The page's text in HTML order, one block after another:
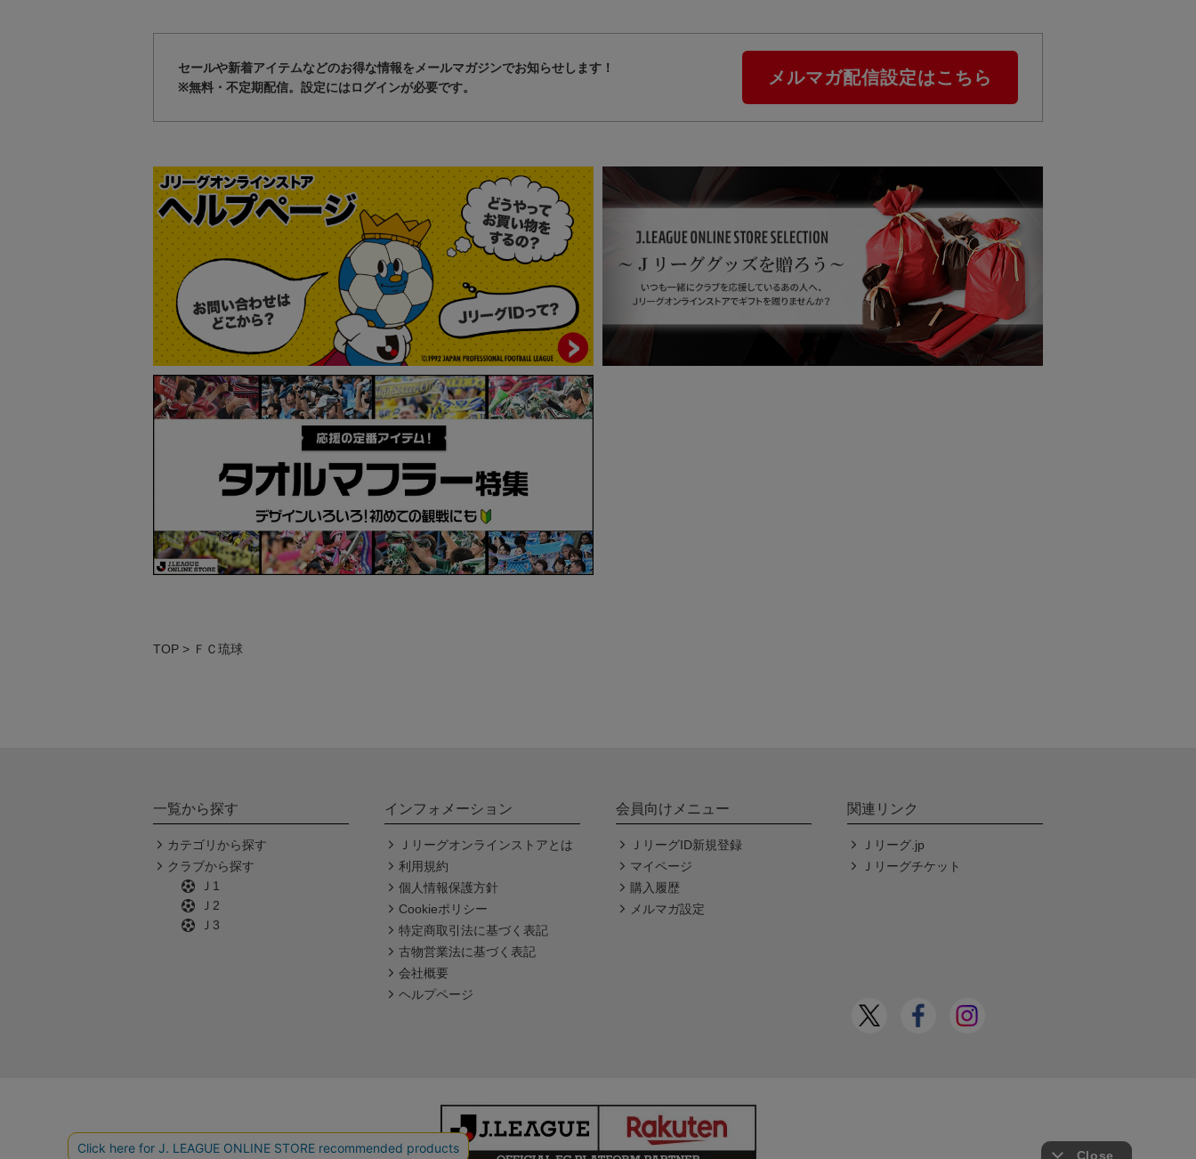
セールや新着アイテムなどのお得な情報をメールマガジンでお知らせします！
※無料・不定期配信。設定にはログインが必要です。
メルマガ配信設定はこちら
TOP ＦＣ琉球
一覧から探す
カテゴリから探す
クラブから探す
Ｊ1
Ｊ2
Ｊ3
インフォメーション
Ｊリーグオンラインストアとは
利用規約
個人情報保護方針
Cookieポリシー
特定商取引法に基づく表記
古物営業法に基づく表記
会社概要
ヘルプページ
会員向けメニュー
ＪリーグID新規登録
マイページ
購入履歴
メルマガ設定
関連リンク
Ｊリーグ.jp
Ｊリーグチケット